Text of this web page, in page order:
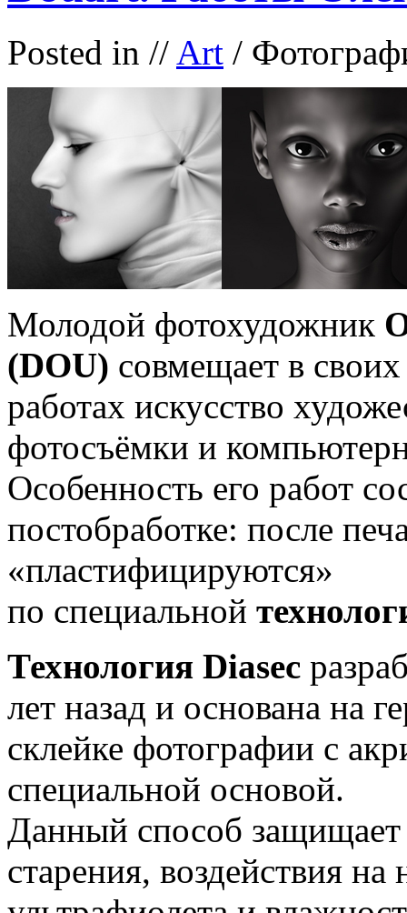
Posted in // Art /
Молодой фотохудожник
(DOU) совмещает в
работах искусство
фотосъёмки и
Особенность его работ
постобработке: после
«пластифицируются»
по специальной
Технология Diasec
лет назад и основана на
склейке фотографии с
специальной основой.
Данный способ защищает
старения, воздействия на